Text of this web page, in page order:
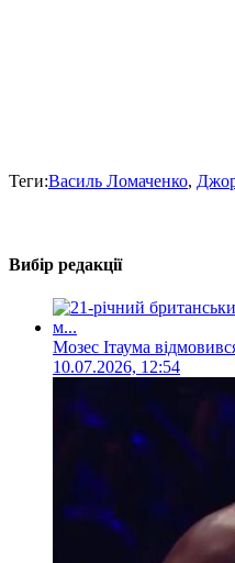
Теги:Василь Ломаченко,
Вибір редакції
Мозес Ітаума
10.07.2026, 12:54